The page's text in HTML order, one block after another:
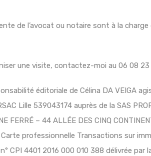
de l’avocat ou notaire sont à la charge
une visite, contactez-moi au 06 08 23
éditoriale de Célina DA VEIGA
Lille 539043174 auprès de la SAS
FERRÉ – 44 ALLÉE DES CINQ
professionnelle Transactions sur
CPI 4401 2016 000 010 388 délivrée par